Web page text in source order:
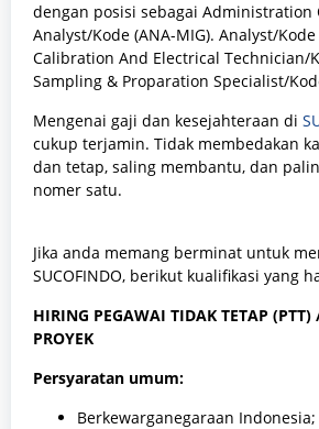
dengan posisi sebagai Administration
Analyst/Kode (ANA-MIG). Analyst/Kode
Calibration And Electrical Technician/
Sampling & Proparation Specialist/
Mengenai gaji dan kesejahteraan di
cukup terjamin. Tidak membedakan
dan tetap, saling membantu, dan
nomer satu.
Jika anda memang berminat untuk
SUCOFINDO, berikut kualifikasi yang
HIRING PEGAWAI TIDAK TETAP (PTT)
PROYEK
Persyaratan umum:
Berkewarganegaraan Indonesia;